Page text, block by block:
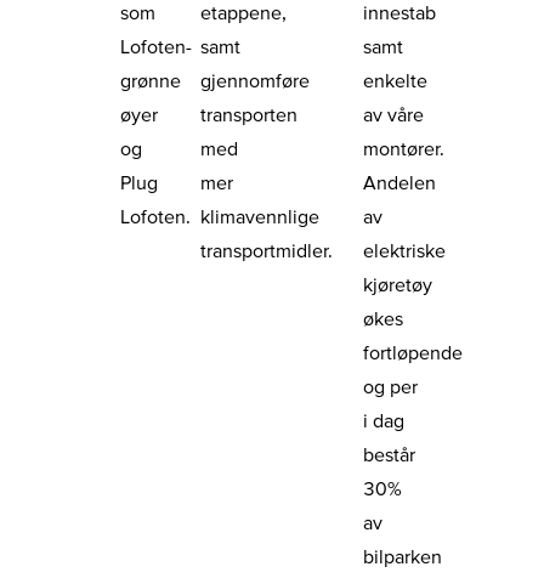
som
Lofoten-
grønne
øyer
og
Plug
Lofoten.
etappene,
samt
gjennomføre
transporten
med
mer
klimavennlige
transportmidler.
innestab
samt
enkelte
av våre
montører.
Andelen
av
elektriske
kjøretøy
økes
fortløpende
og per
i dag
består
30%
av
bilparken